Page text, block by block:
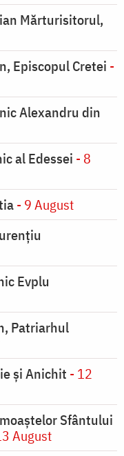
Mărturisitorul,
Episcopul Cretei -
Alexandru din
al Edessei - 8
- 9 August
Evplu
Patriarhul
şi Anichit - 12
Sfântului
August